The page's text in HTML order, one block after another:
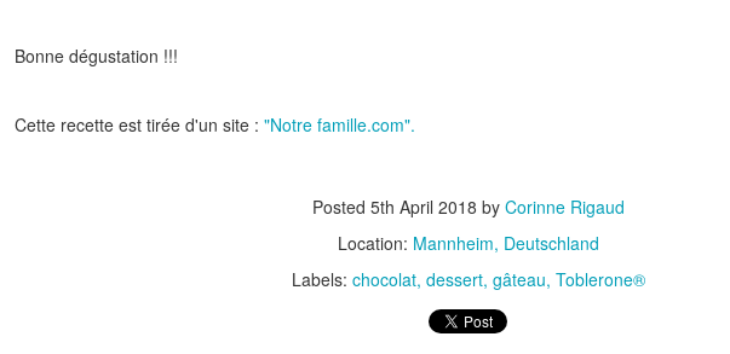
Bonne dégustation !!!
Cette recette est tirée d'un site : "Notre famille.com".
Posted 5th April 2018 by Corinne Rigaud
Location: Mannheim, Deutschland
Labels: chocolat dessert gâteau Toblerone®
à la coriandre